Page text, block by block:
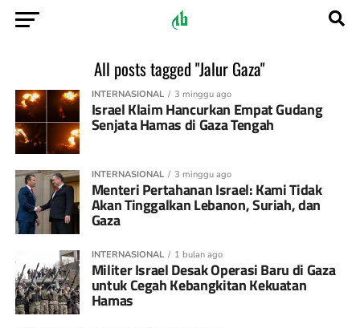
All posts tagged "Jalur Gaza"
INTERNASIONAL 3 minggu ago
Israel Klaim Hancurkan Empat Gudang
Senjata Hamas di Gaza Tengah
INTERNASIONAL 3 minggu ago
Menteri Pertahanan Israel: Kami Tidak
Akan Tinggalkan Lebanon, Suriah, dan
Gaza
INTERNASIONAL 1 bulan ago
Militer Israel Desak Operasi Baru di Gaza
untuk Cegah Kebangkitan Kekuatan
Hamas